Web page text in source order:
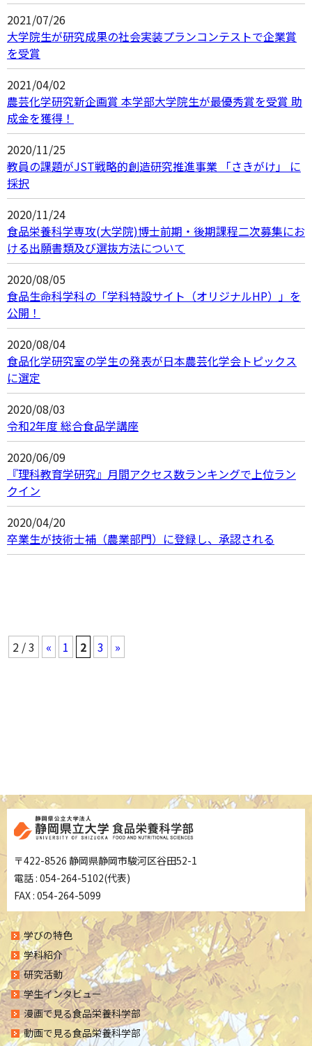
2021/07/26
大学院生が研究成果の社会実装プランコンテストで企業賞
を受賞
2021/04/02
農芸化学研究新企画賞 本学部大学院生が最優秀賞を受賞 助
成金を獲得！
2020/11/25
教員の課題がJST戦略的創造研究推進事業 「さきがけ」 に
採択
2020/11/24
食品栄養科学専攻(大学院)博士前期・後期課程二次募集にお
ける出願書類及び選抜方法について
2020/08/05
食品生命科学科の「学科特設サイト（オリジナルHP）」を
公開！
2020/08/04
食品化学研究室の学生の発表が日本農芸化学会トピックス
に選定
2020/08/03
令和2年度 総合食品学講座
2020/06/09
『理科教育学研究』月間アクセス数ランキングで上位ラン
クイン
2020/04/20
卒業生が技術士補（農業部門）に登録し、承認される
2 / 3 « 1 2 3 »
〒422-8526 静岡県静岡市駿河区谷田52-1
電話 : 054-264-5102(代表)
FAX : 054-264-5099
学びの特色
学科紹介
研究活動
学生インタビュー
漫画で見る食品栄養科学部
動画で見る食品栄養科学部